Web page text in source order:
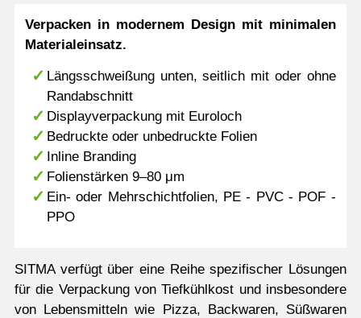
Verpacken in modernem Design mit minimalen
Materialeinsatz.
Längsschweißung unten, seitlich mit oder ohne
Randabschnitt
Displayverpackung mit Euroloch
Bedruckte oder unbedruckte Folien
Inline Branding
Folienstärken 9–80 μm
Ein- oder Mehrschichtfolien, PE - PVC - POF -
PPO
SITMA verfügt über eine Reihe spezifischer Lösungen
für die Verpackung von Tiefkühlkost und insbesondere
von Lebensmitteln wie Pizza, Backwaren, Süßwaren